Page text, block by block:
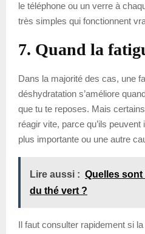
le téléphone ou un verre à
très simples qui fonctionnent
7. Quand la
Dans la majorité des cas, une
déshydratation s’améliore
que tu te reposes. Mais
réagir vite, parce qu’ils
plus importante ou une autre
Lire aussi : Quelles
du thé vert ?
Il faut consulter rapidement si